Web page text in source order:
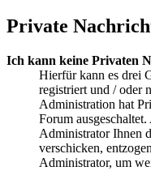
Private
Ich kann keine Privaten
Hierfür kann es drei
registriert und / oder
Administration hat
Forum
Administrator Ihnen
verschicken,
Administrator, um